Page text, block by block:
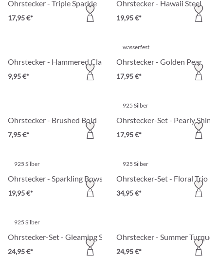
Ohrstecker - Triple Sparkle
17,95 €*
Ohrstecker - Hawaii Steel
19,95 €*
Ohrstecker - Hammered Classic
9,95 €*
wasserfest
Ohrstecker - Golden Pear
17,95 €*
Ohrstecker - Brushed Bold
7,95 €*
925 Silber
Ohrstecker-Set - Pearly
17,95 €*
925 Silber
Ohrstecker - Sparkling Bows
19,95 €*
925 Silber
Ohrstecker-Set - Floral Trio
34,95 €*
925 Silber
Ohrstecker-Set - Gleaming Stars
24,95 €*
Ohrstecker - Summer
24,95 €*